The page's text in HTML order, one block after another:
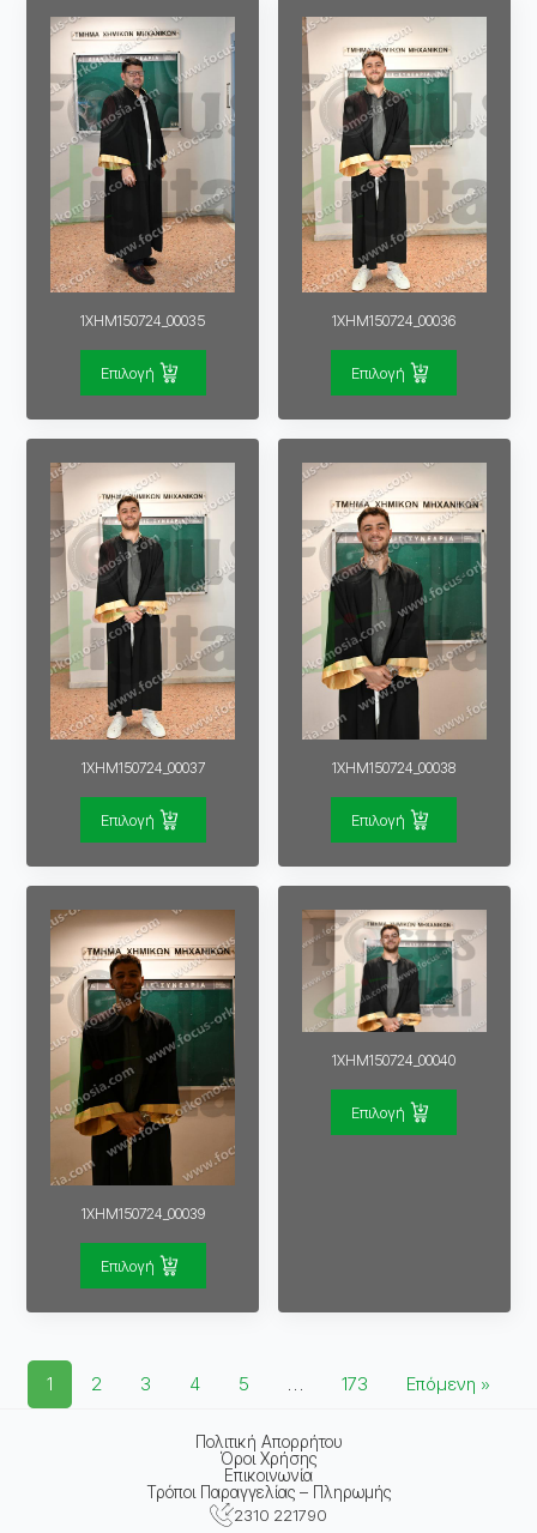
1XHM150724_00035
Επιλογή
1XHM150724_00036
Επιλογή
1XHM150724_00037
Επιλογή
1XHM150724_00038
Επιλογή
1XHM150724_00039
Επιλογή
1XHM150724_00040
Επιλογή
1 2 3 4 5 … 173 Επόμενη »
Πολιτική Απορρήτου
Όροι Χρήσης
Επικοινωνία
Τρόποι Παραγγελίας – Πληρωμής
2310 221790